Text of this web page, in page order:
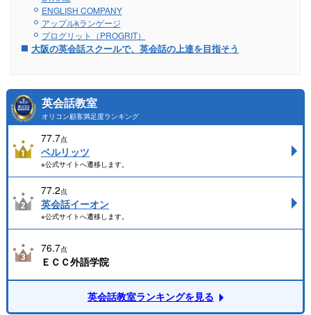
ENGLISH COMPANY
アップルkランゲージ
プログリット（PROGRIT）
大阪の英会話スクールで、英会話の上達を目指そう
英会話教室
オリコン顧客満足度ランキング
77.7点
ベルリッツ
※公式サイトへ遷移します。
77.2点
英会話イーオン
※公式サイトへ遷移します。
76.7点
ＥＣＣ外語学院
英会話教室ランキングを見る